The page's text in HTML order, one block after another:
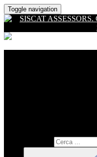
Toggle navigation